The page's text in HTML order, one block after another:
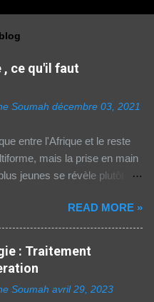
ce qu'il faut
Soumah décembre 03, 2021
entre l'Afrique et le reste
mais la prise en main
jeunes se révèle plutôt
Un tiers (33%) de
la région Afrique (hors Etats
utilise Internet, selon le
internationale des
(UIT) sur la connectivité
monde. Si entre 2019 et
READ MORE »
: Traitement
Soumah avril 29, 2023